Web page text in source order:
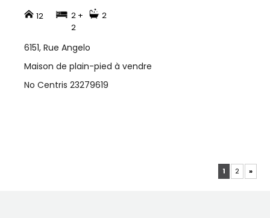
12
2 +
2
2
6151, Rue Angelo
Maison de plain-pied à vendre
No Centris 23279619
1 2 »